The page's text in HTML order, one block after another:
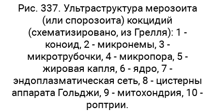
Рис. 337. Ультраструктура мерозоита
(или спорозоита) кокцидий
(схематизировано, из Грелля): 1 -
коноид, 2 - микронемы, 3 -
микротрубочки, 4 - микропора, 5 -
жировая капля, 6 - ядро, 7 -
эндоплазматическая сеть, 8 - цистерны
аппарата Гольджи, 9 - митохондрия, 10 -
роптрии.